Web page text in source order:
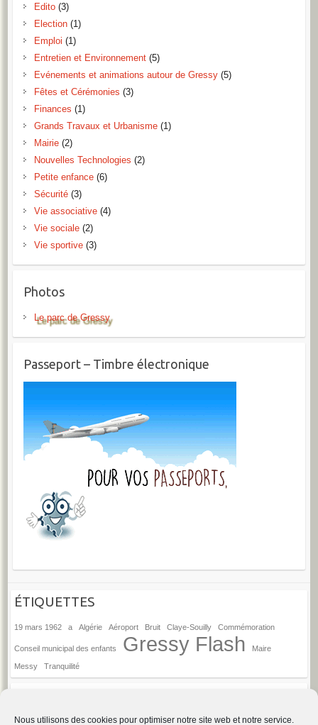
Nous utilisons des cookies pour optimiser notre site web et notre service.
Edito(3)
Election(1)
Emploi (1)
Entretien et Environnement(5)
Evénements et animations autour de Gressy(5)
Fêtes et Cérémonies (3)
Finances (1)
Grands Travaux et Urbanisme(1)
Mairie(2)
Nouvelles Technologies (2)
Petite enfance(6)
Sécurité(3)
Vie associative(4)
Vie sociale(2)
Vie sportive(3)
Photos
Le parc de Gressy
Passeport – Timbre électronique
ÉTIQUETTES
19 mars 1962 a Algérie Aéroport Bruit Claye-Souilly Commémoration
Conseil municipal des enfants Gressy Flash Maire
Messy Tranquilité
Anciens